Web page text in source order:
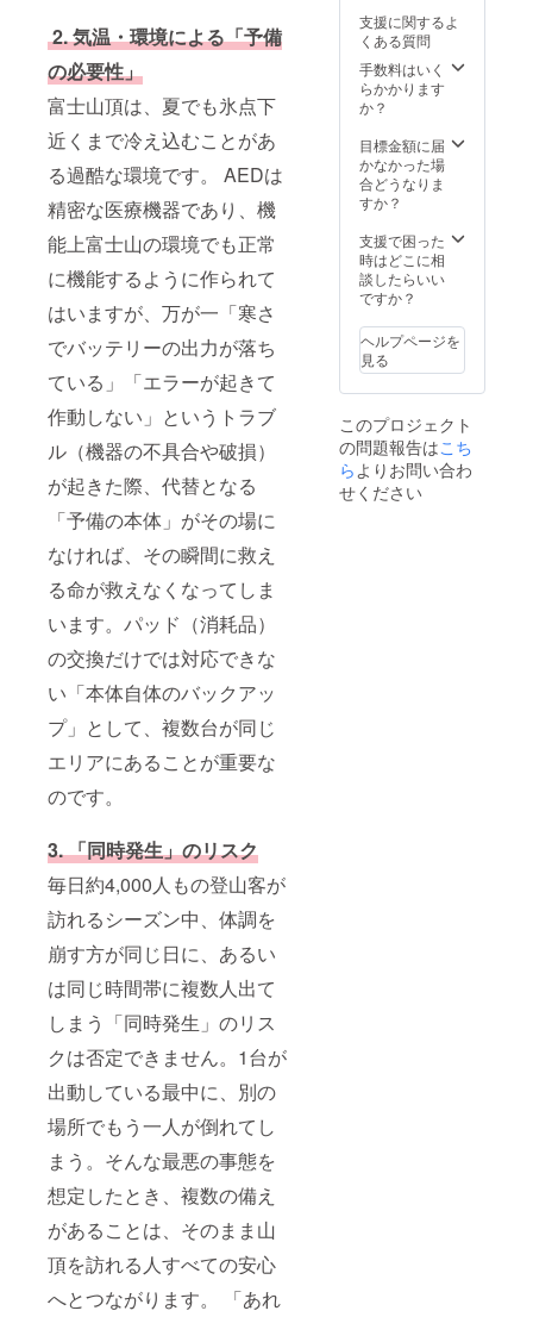
2. 気温・環境による「予備
の必要性」
富士山頂は、夏でも氷点下
近くまで冷え込むことがあ
る過酷な環境です。 AEDは
精密な医療機器であり、機
能上富士山の環境でも正常
に機能するように作られて
はいますが、万が一「寒さ
でバッテリーの出力が落ち
ている」「エラーが起きて
作動しない」というトラブ
ル（機器の不具合や破損）
が起きた際、代替となる
「予備の本体」がその場に
なければ、その瞬間に救え
る命が救えなくなってしま
います。パッド（消耗品）
の交換だけでは対応できな
い「本体自体のバックアッ
プ」として、複数台が同じ
エリアにあることが重要な
のです。
3. 「同時発生」のリスク
毎日約4,000人もの登山客が
訪れるシーズン中、体調を
崩す方が同じ日に、あるい
は同じ時間帯に複数人出て
しまう「同時発生」のリス
クは否定できません。1台が
出動している最中に、別の
場所でもう一人が倒れてし
まう。そんな最悪の事態を
想定したとき、複数の備え
があることは、そのまま山
頂を訪れる人すべての安心
へとつながります。 「あれ
がござ
いま
す。 ※
細部デ
ザイン
になる
場合が
ござい
ます
りま
す。 お
届けま
での時
間は、
わせか
ら最長
で3ヶ月
間を目
て下さ
い。完
成次第
ご連絡
上げま
す。 ※
梱包・
支援に関するよ
くある質問
手数料はいく
らかかります
か？
目標金額に届
かなかった場
合どうなりま
すか？
支援で困った
時はどこに相
談したらいい
ですか？
ヘルプページを
見る
このプロジェクト
の問題報告はこち
ら よりお問い合わ
せください